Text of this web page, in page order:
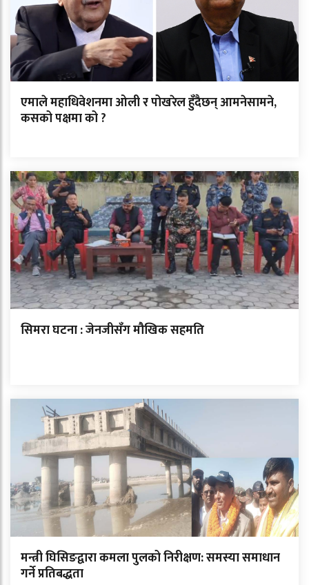
एमाले महाधिवेशनमा ओली र पोखरेल हुँदैछन् आमनेसामने,
कसको पक्षमा को ?
सिमरा घटना : जेनजीसँग मौखिक सहमति
मन्त्री घिसिङद्वारा कमला पुलको निरीक्षण: समस्या समाधान
गर्ने प्रतिबद्धता